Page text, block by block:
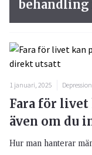
1 januari, 2025
Fara för livet
även om du
Hur man hanterar